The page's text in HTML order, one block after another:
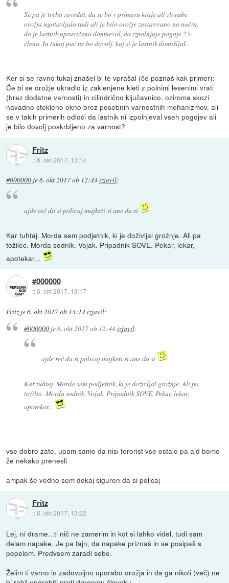
Se pa je treba zavedat, da se bo v primeru kraje ali zlorabe
orožja ugotavljalo tudi ali je bilo orožje zavarovano na način,
da je lastnik upravičeno domneval, da izpolnjuje pogoje 25.
člena. In tukaj pač ne bo dovolj, kaj si je lastnik domišljal.
Ker si se ravno tukaj znašel bi te vprašal (če poznaš kak primer):
Če bi se orožje ukradlo iz zaklenjene kleti z polnimi lesenimi vrati
(brez dodatne varnosti) in cilindrično ključavnico, oziroma skozi
navadno stekleno okno brez posebnih varnostnih mehanizmov, ali
se v takih primerih odloči da lastnik ni izpolnjeval vseh pogojev ali
je bilo dovolj poskrbljeno za varnost?
Fritz
::6. okt 2017, 13:14
#000000 je6. okt 2017 ob 12:44izjavil:
ajde reč da si policaj majketi si ane da si
Kar tuhtaj. Morda sem podjetnik, ki je doživljal grožnje. Ali pa
tožilec. Morda sodnik. Vojak. Pripadnik SOVE. Pekar, lekar,
apotekar...
#000000
::6. okt 2017, 13:17
Fritz je6. okt 2017 ob 13:14izjavil:
#000000je6. okt 2017 ob 12:44izjavil:
ajde reč da si policaj majketi si ane da si
Kar tuhtaj. Morda sem podjetnik, ki je doživljal grožnje. Ali pa
tožilec. Morda sodnik. Vojak. Pripadnik SOVE. Pekar, lekar,
apotekar...
vse dobro zate, upam samo da nisi terorist vse ostalo pa ajd bomo
že nekako prenesli
ampak še vedno sem dokaj siguren da si policaj
Fritz
::6. okt 2017, 13:22
Lej, ni drame...ti nič ne zamerim in kot si lahko videl, tudi sam
delam napake. Je pa fajn, da napake priznaš in se posipaš s
pepelom. Predvsem zaradi sebe.
Želim ti varno in zadovoljno uporabo orožja in da ga nikoli (več) ne